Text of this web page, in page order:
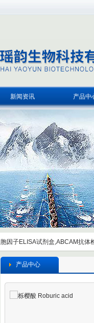
新闻资讯 产品中
因子ELISA试剂盒,ABCAM抗体
产品中心